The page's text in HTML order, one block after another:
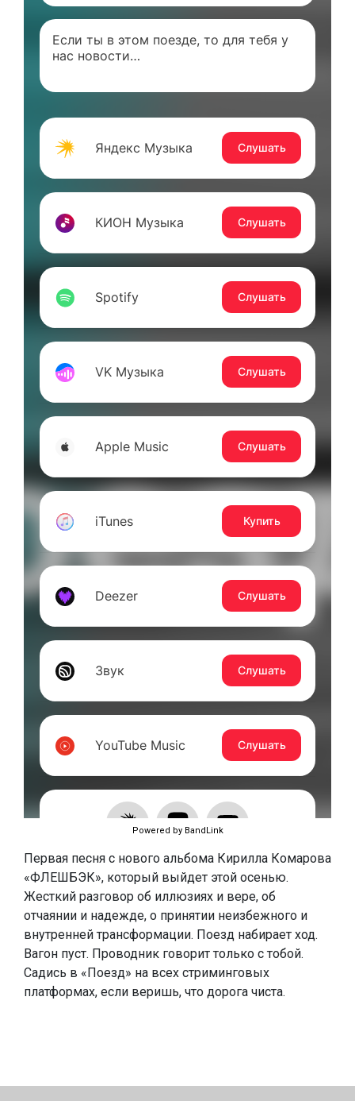
Powered by BandLink
Первая песня с нового альбома Кирилла Комарова
«ФЛЕШБЭК», который выйдет этой осенью.
Жесткий разговор об иллюзиях и вере, об
отчаянии и надежде, о принятии неизбежного и
внутренней трансформации. Поезд набирает ход.
Вагон пуст. Проводник говорит только с тобой.
Садись в «Поезд» на всех стриминговых
платформах, если веришь, что дорога чиста.